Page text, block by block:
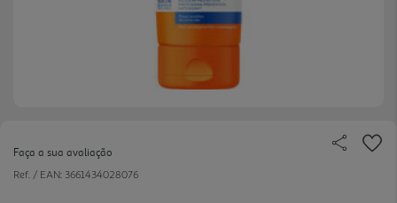
Faça a sua avaliação
Ref. / EAN: 3661434028076